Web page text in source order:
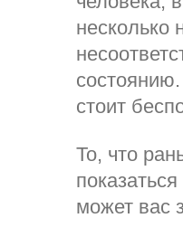
несколько
стоит
То, что
может вас